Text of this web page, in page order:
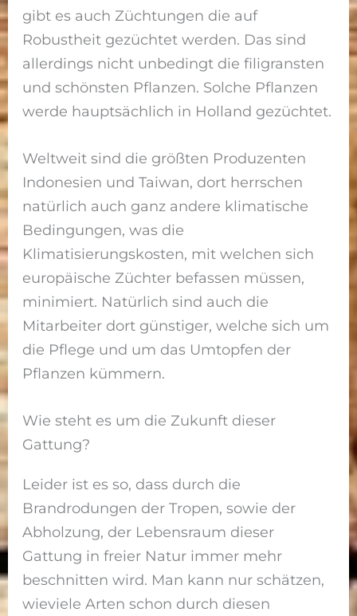
gibt es auch Züchtungen die auf
Robustheit gezüchtet werden. Das sind
allerdings nicht unbedingt die filigransten
und schönsten Pflanzen. Solche Pflanzen
werde hauptsächlich in Holland gezüchtet.
Weltweit sind die größten Produzenten
Indonesien und Taiwan, dort herrschen
natürlich auch ganz andere klimatische
Bedingungen, was die
Klimatisierungskosten, mit welchen sich
europäische Züchter befassen müssen,
minimiert. Natürlich sind auch die
Mitarbeiter dort günstiger, welche sich um
die Pflege und um das Umtopfen der
Pflanzen kümmern.
Wie steht es um die Zukunft dieser
Gattung?
Leider ist es so, dass durch die
Brandrodungen der Tropen, sowie der
Abholzung, der Lebensraum dieser
Gattung in freier Natur immer mehr
beschnitten wird. Man kann nur schätzen,
wieviele Arten schon durch diesen